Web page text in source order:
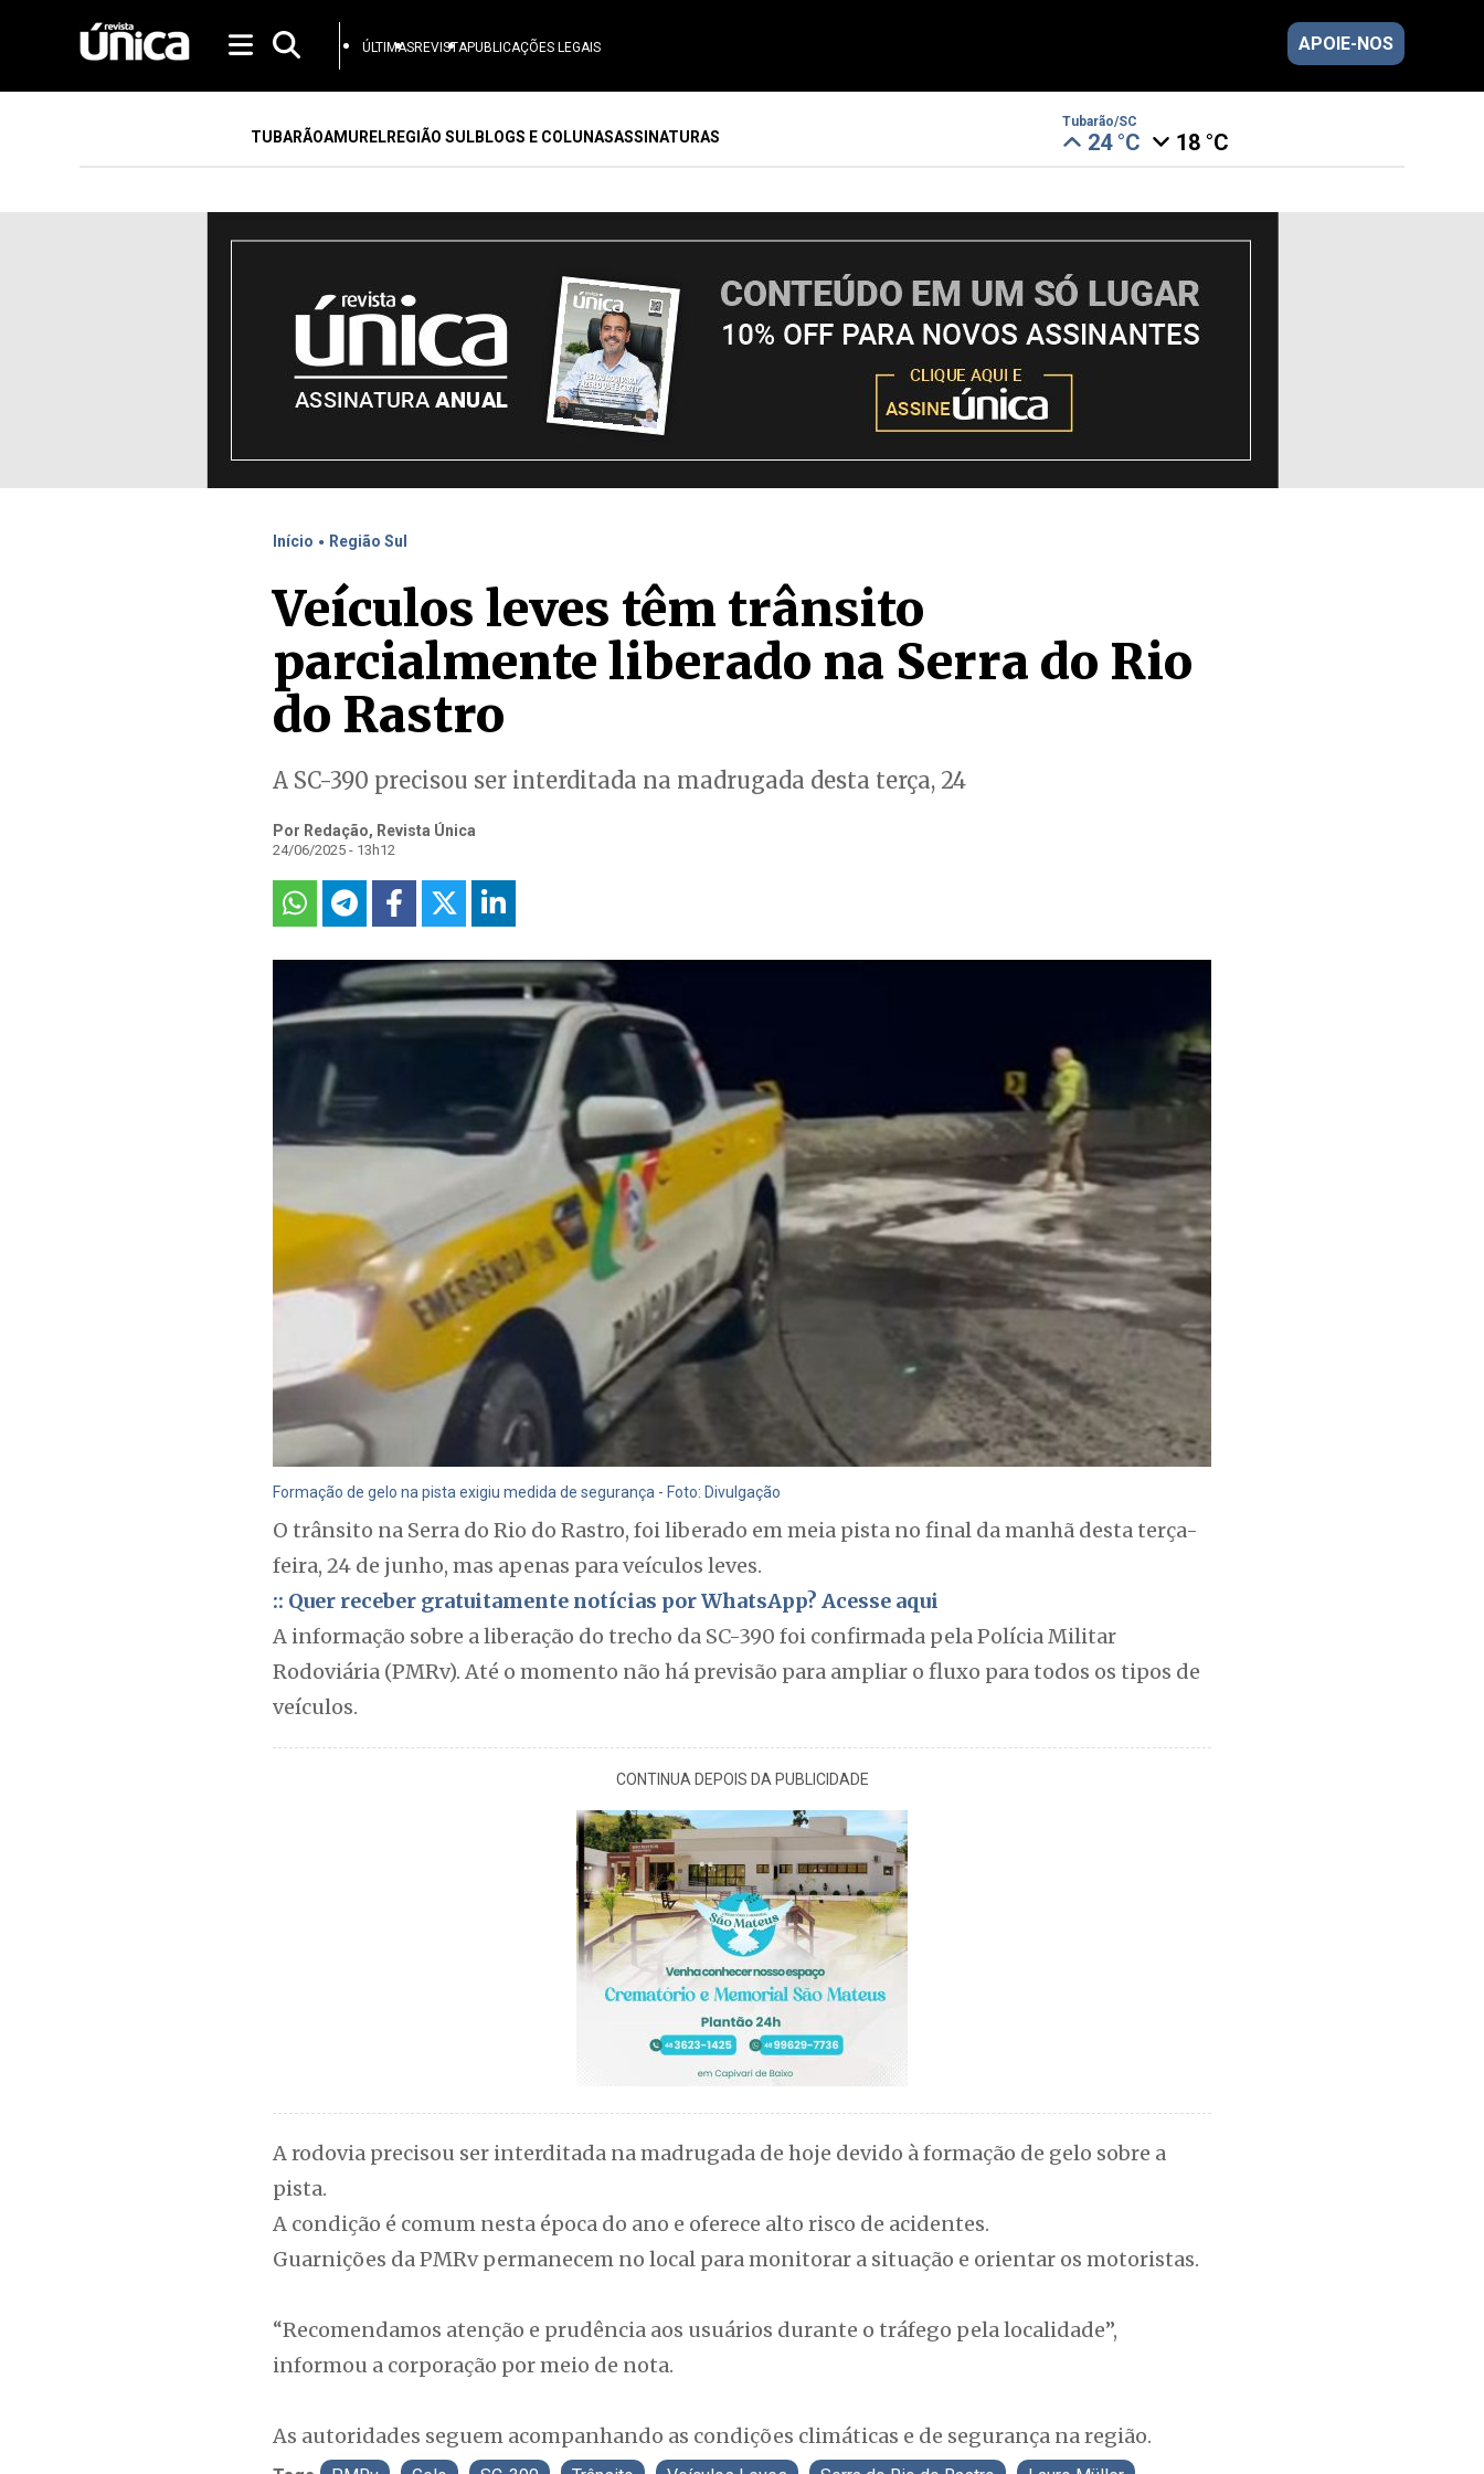
ÚLTIMASREVISTAPUBLICAÇÕES LEGAIS APOIE-NOS
TUBARÃOAMURELREGIÃO SULBLOGS E COLUNASASSINATURAS
Tubarão/SC
24 °C 18 °C
Início . Região Sul
Veículos leves têm trânsito
parcialmente liberado na Serra do Rio
do Rastro
A SC-390 precisou ser interditada na madrugada desta terça, 24
Por Redação, Revista Única
24/06/2025 - 13h12
Formação de gelo na pista exigiu medida de segurança - Foto: Divulgação
O trânsito na Serra do Rio do Rastro, foi liberado em meia pista no final da manhã desta terça-
feira, 24 de junho, mas apenas para veículos leves.
:: Quer receber gratuitamente notícias por WhatsApp? Acesse aqui
A informação sobre a liberação do trecho da SC-390 foi confirmada pela Polícia Militar
Rodoviária (PMRv). Até o momento não há previsão para ampliar o fluxo para todos os tipos de
veículos.
CONTINUA DEPOIS DA PUBLICIDADE
A rodovia precisou ser interditada na madrugada de hoje devido à formação de gelo sobre a
pista.
A condição é comum nesta época do ano e oferece alto risco de acidentes.
Guarnições da PMRv permanecem no local para monitorar a situação e orientar os motoristas.
“Recomendamos atenção e prudência aos usuários durante o tráfego pela localidade”,
informou a corporação por meio de nota.
As autoridades seguem acompanhando as condições climáticas e de segurança na região.